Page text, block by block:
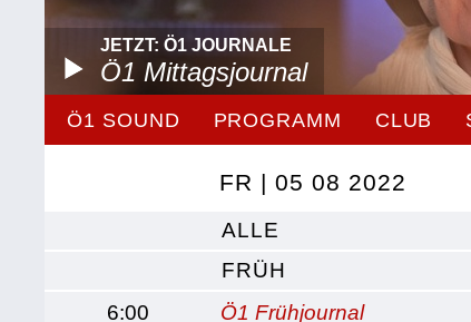
JETZT: Ö1 JOURNALE
Ö1 Mittagsjournal
Ö1 SOUND PROGRAMM CLUB
FR | 05 08 2022
ALLE
FRÜH
6:00
Ö1 Frühjournal